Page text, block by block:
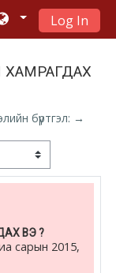
Log In
бүртгэл: →
ВЭ ?
сарын 2015,